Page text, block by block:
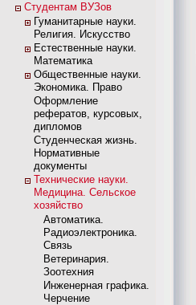
Студентам ВУЗов
Гуманитарные науки.
Религия. Искусство
Естественные науки.
Математика
Общественные науки.
Экономика. Право
Оформление
рефератов, курсовых,
дипломов
Студенческая жизнь.
Нормативные
документы
Технические науки.
Медицина. Сельское
хозяйство
Автоматика.
Радиоэлектроника.
Связь
Ветеринария.
Зоотехния
Инженерная графика.
Черчение